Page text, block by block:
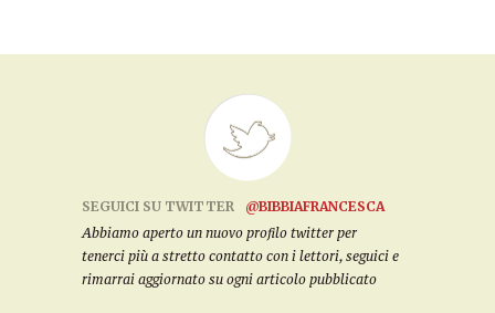
SEGUICI SU TWITTER
@BIBBIAFRANCESCA
Abbiamo aperto un nuovo profilo twitter per
tenerci più a stretto contatto con i lettori, seguici e
rimarrai aggiornato su ogni articolo pubblicato